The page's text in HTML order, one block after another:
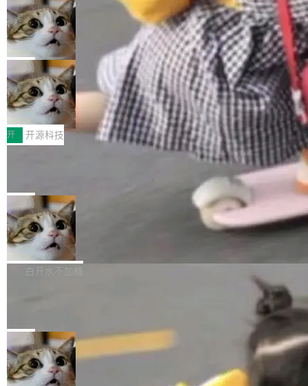
现实 过去两年，CIO们的焦虑清单上多了两项：
一是如何让大模型和智能体应用安全地从PoC走
向生产，二是如何让测试团队跟得上AI应用...
设置，如果用布尔值 + 可空字段来表示——bool
ean 表示是否可切换，nullable 的默认模式、浅
色方案、深色方案——会产生大量无意义的组
合。方案缺了、配置冲突了、全 null 了。要知道
哪些组合有效，作者说，你得靠"文档、校验、或
者部落知识"。 换个写法。Rust 的 enum，两个
变体：Switchable...
个"AI 知识库 + 聊天机器人"——每个大厂都在
做，没什么新鲜的。 但 Kenton Varda 在 Twitte
r 上把事情说清楚了： 今天我们发布了 Cloudfla
re OS，一个带连接器的聊天机器人，跟其他所
有科技公司做的一样。只不过，实际上它不一
样。这是 Sandstorm.io 的重制版，我十年前的
那个创业公司。不同的是，这次它构建在 Cloudf
lare Workers 上——我花了九年时间搭建的平台
——并且深度集成了 AI。这基本上是我十年秘密
Deno 团队开源 Celld，可自托管的分
布式 Durable Objects
Ryan Dahl 领导的 Deno 团队推出了最新开源项
目 Celld，一个能在自己机器上运行 Cloudflare
Workers 和 Durable Objects 的守护进程。 设
计思路很直接：每个对象是一个独立的 SQLite
数据库，按名称寻址，复制到你自己的 S3 兼容
存储库里。节点之间只通过这个存储库协调——
没有控制平面，没有共识协议。每个对象自带一
个小型数据库，应用天然按分片构建，单个数据
库的竞争和爆炸半径问题在设计层面就被消除
了。 闲置的 cell 会休眠到几乎不占资源。当 cel
l 迁移或唤醒时，新宿主从 S3 恢复 SQLite 数据
库继续执行。存储库是持久化的唯一真相...
局
鲁大师7月新机性能/流畅/AI榜：vivo夺
性能、流畅双第一，三星Galaxy Z系列
新折叠缺席
2026年7月的手机市场，由于存储等硬件成本暴
增，手机厂商的日子也不好过啊，新机速度明显
放缓，因此硝烟味淡了许多。新机参数规格除开
高价的三星折叠（三星Galaxy Z Fold8 Ultra / Z
Fold8 / Z Flip8）外，其余要么是中低端机器，
例如iQOO Z11i、REDMI Note 17、REDMI No
te 17 Pro、OPPO K15，要么是vivo X300 E这
样的次旗舰。 Galaxy Z Fold8 Ultra / Z Fold8 /
Z Flip8三款折叠屏新机均在7月22日发布，且全
部搭载骁龙8 Elite Gen5 for Galaxy，它们本该
开 开源科技
Zed 编辑器团队发布了新项目——DeltaDB，一
个在 git commit 之间记录每一次编辑操作的版
本控制系统。目前处于 Early Access 阶段。 De
ltaDB 的核心思路直接写在 landing page 最显
眼的位置：「Software is made between com
mits」——软件是在 commit 之间写出来的。git
是把这段空隙补上。 回退到任何一次编辑：Delt
aDB 捕获 commit 之间的每一次操作，...
局
SpaceXAI 单季资本开支达 183 亿美元
根据风险投资人Tomer Tunguz 博客（VC 分
析）披露的最新分析与第二季度业绩报告，Spac
微软同期总资本开支的四成。 与亚马逊、Alpha
bet、微软以及 Meta 等传统科技巨头相比，Spa
ceXAI的资金消耗速度尤为引人瞩目。然而，支
白开水不加糖
一个在终端里运行的编程 agent；Muse Spark
1.2，驱动这个 agent 的新模型。一句话概括：
你可以用 curl -fsSL https://dev.meta.ai/install.
局
美团开源 LoHoSearch，用知识图谱校